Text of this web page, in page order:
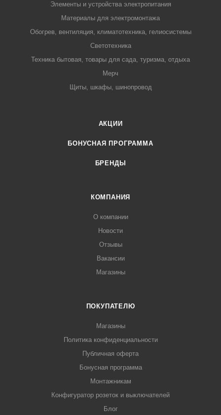
Элементы и устройства электропитания
Материалы для электромонтажа
Обогрев, вентиляция, климатотехника, гелиосистемы
Светотехника
Техника бытовая, товары для сада, туризма, отдыха
Мерч
Щиты, шкафы, шинопровод
АКЦИИ
БОНУСНАЯ ПРОГРАММА
БРЕНДЫ
КОМПАНИЯ
О компании
Новости
Отзывы
Вакансии
Магазины
ПОКУПАТЕЛЮ
Магазины
Политика конфиденциальности
Публичная оферта
Бонусная программа
Монтажникам
Конфигуратор розеток и выключателей
Блог